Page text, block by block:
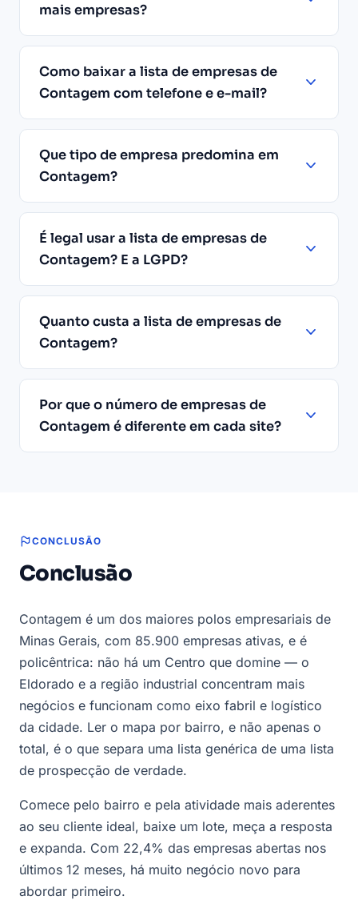
mais empresas?
Como baixar a lista de empresas de
Contagem com telefone e e-mail?
Que tipo de empresa predomina em
Contagem?
É legal usar a lista de empresas de
Contagem? E a LGPD?
Quanto custa a lista de empresas de
Contagem?
Por que o número de empresas de
Contagem é diferente em cada site?
CONCLUSÃO
Conclusão
Contagem é um dos maiores polos empresariais de
Minas Gerais, com 85.900 empresas ativas, e é
policêntrica: não há um Centro que domine — o
Eldorado e a região industrial concentram mais
negócios e funcionam como eixo fabril e logístico
da cidade. Ler o mapa por bairro, e não apenas o
total, é o que separa uma lista genérica de uma lista
de prospecção de verdade.
Comece pelo bairro e pela atividade mais aderentes
ao seu cliente ideal, baixe um lote, meça a resposta
e expanda. Com 22,4% das empresas abertas nos
últimos 12 meses, há muito negócio novo para
abordar primeiro.